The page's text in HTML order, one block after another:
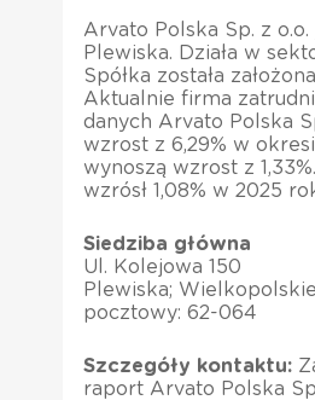
Arvato Polska Sp. z
Plewiska. Działa w
Spółka została
Aktualnie firma
danych Arvato Polska
wzrost z 6,29% w
wynoszą wzrost z
wzrósł 1,08% w 2025
Siedziba główna
Ul. Kolejowa 150
Plewiska;
pocztowy: 62-064
Szczegóły kontaktu:
raport Arvato Polska